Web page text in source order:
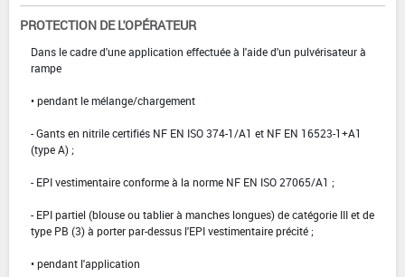
PROTECTION DE L'OPÉRATEUR
Dans le cadre d'une application effectuée à l'aide d'un pulvérisateur à
rampe
• pendant le mélange/chargement
- Gants en nitrile certifiés NF EN ISO 374-1/A1 et NF EN 16523-1+A1
(type A) ;
- EPI vestimentaire conforme à la norme NF EN ISO 27065/A1 ;
- EPI partiel (blouse ou tablier à manches longues) de catégorie III et de
type PB (3) à porter par-dessus l'EPI vestimentaire précité ;
• pendant l'application